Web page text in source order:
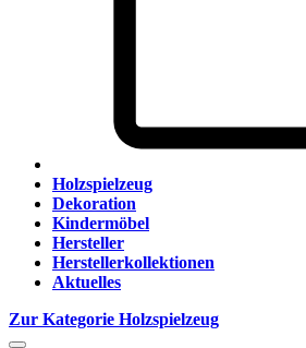
Holzspielzeug
Dekoration
Kindermöbel
Hersteller
Herstellerkollektionen
Aktuelles
Zur Kategorie Holzspielzeug